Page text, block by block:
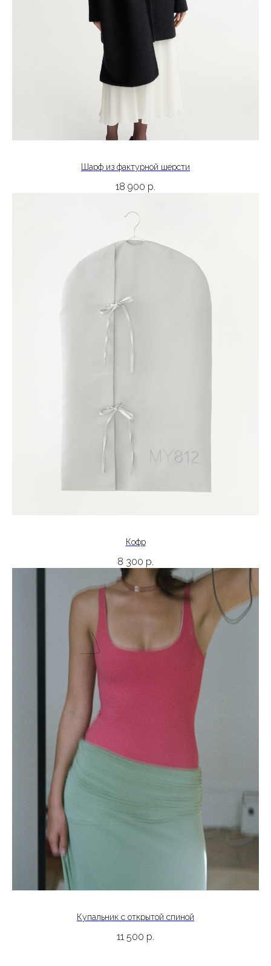
Шарф из фактурной шерсти
18 900 р.
Кофр
8 300 р.
Купальник с открытой спиной
11 500 р.